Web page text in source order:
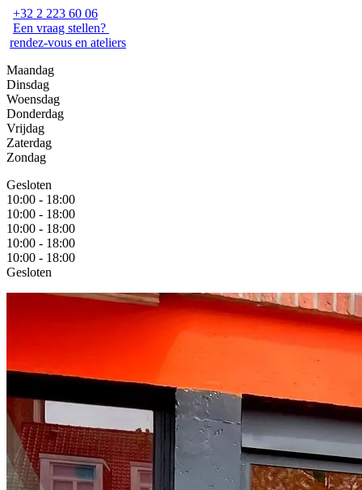
+32 2 223 60 06
Een vraag stellen?
rendez-vous en ateliers
Maandag
Dinsdag​
Woensdag
Donderdag
Vrijdag
Zaterdag
Zondag
Gesloten
10:00 - 18:00
10:00 - 18:00
10:00 - 18:00
10:00 - 18:00
10:00 - 18:00
Gesloten